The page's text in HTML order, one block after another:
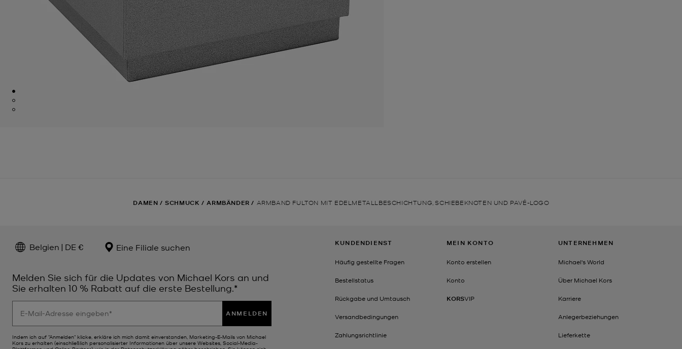
DAMEN / SCHMUCK / ARMBÄNDER / ARMBAND FULTON MIT EDELMETALLBESCHICHTUNG, SCHIEBEKNOTEN UND PAVÉ-LOGO
Belgien | DE € Eine Filiale suchen
Melden Sie sich für die Updates von Michael Kors an und
Sie erhalten 10 % Rabatt auf die erste Bestellung.*
ANMELDEN
Indem ich auf "Anmelden" klicke, erkläre ich mich damit einverstanden, Marketing-E-Mails von Michael
Kors zu erhalten (einschließlich personalisierter Informationen über unsere Websites, Social-Media-
KUNDENDIENST
Häufig gestellte Fragen
Bestellstatus
Rückgabe und Umtausch
Versandbedingungen
Zahlungsrichtlinie
MEIN KONTO
Konto erstellen
Konto
KORSVIP
UNTERNEHMEN
Michael's World
Über Michael Kors
Karriere
Anlegerbeziehungen
Lieferkette